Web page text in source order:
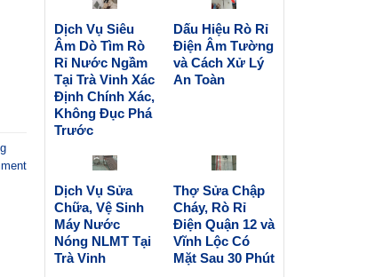
Dịch Vụ Siêu
Âm Dò Tìm Rò
Rỉ Nước Ngầm
Tại Trà Vinh Xác
Định Chính Xác,
Không Đục Phá
Trước
Dấu Hiệu Rò Rỉ
Điện Âm Tường
và Cách Xử Lý
An Toàn
Dịch Vụ Sửa
Chữa, Vệ Sinh
Máy Nước
Nóng NLMT Tại
Trà Vinh
Thợ Sửa Chập
Cháy, Rò Rỉ
Điện Quận 12 và
Vĩnh Lộc Có
Mặt Sau 30 Phút